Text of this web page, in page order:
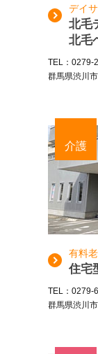
デイ
北毛
北毛
TEL：0279-
群馬県渋川
介護
有料
住宅
TEL：0279-
群馬県渋川